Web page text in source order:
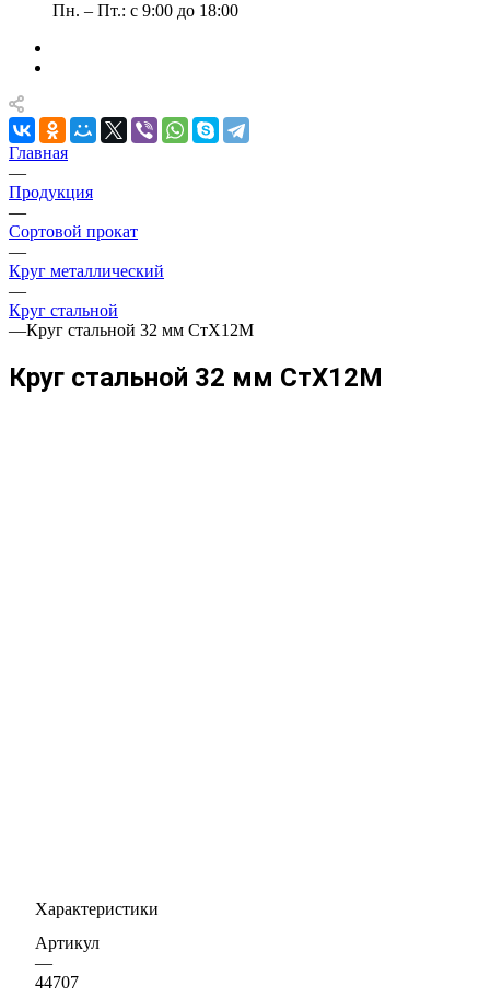
Пн. – Пт.: с 9:00 до 18:00
Главная
—
Продукция
—
Сортовой прокат
—
Круг металлический
—
Круг стальной
—Круг стальной 32 мм СтХ12М
Круг стальной 32 мм СтХ12М
Характеристики
Артикул
—
44707